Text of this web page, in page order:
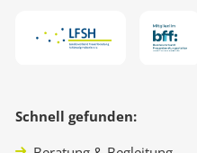
Schnell gefunden: